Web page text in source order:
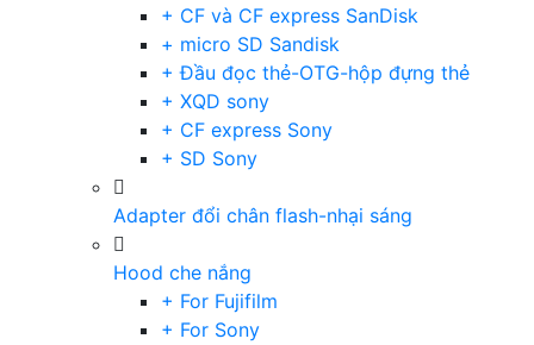
+ CF và CF express SanDisk
+ micro SD Sandisk
+ Đầu đọc thẻ-OTG-hộp đựng thẻ
+ XQD sony
+ CF express Sony
+ SD Sony
Adapter đổi chân flash-nhại sáng
Hood che nắng
+ For Fujifilm
+ For Sony